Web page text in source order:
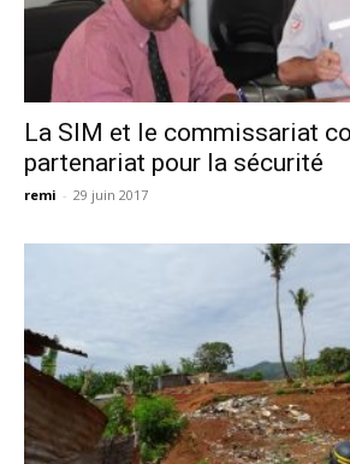
La SIM et le commissariat
partenariat pour la sécurité
remi - 29 juin 2017